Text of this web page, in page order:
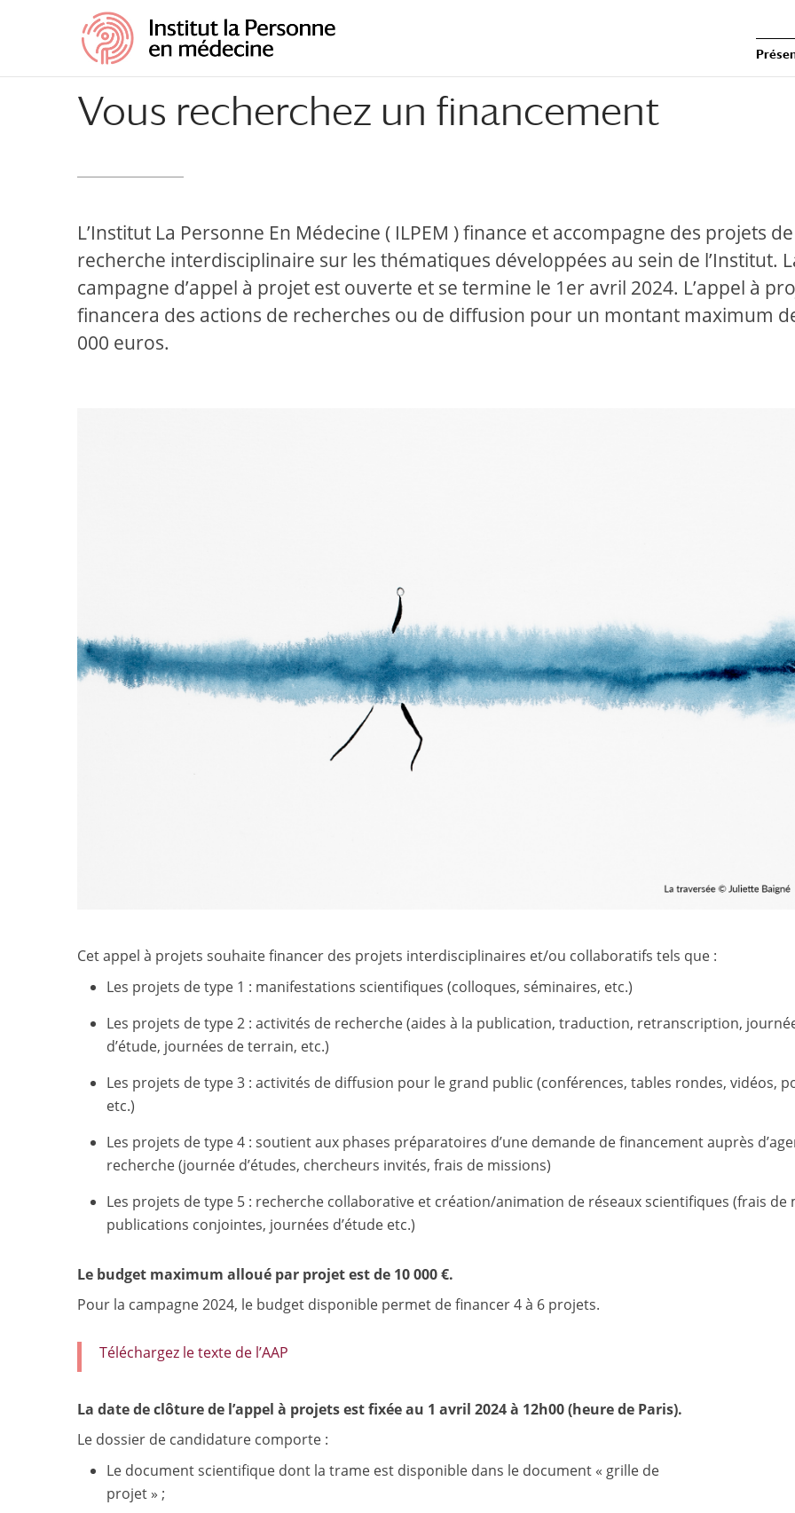
Vous recherchez un financement
L’Institut La Personne En Médecine ( ILPEM ) finance et accompagne des projets de
recherche interdisciplinaire sur les thématiques développées au sein de l’Institut.
campagne d’appel à projet est ouverte et se termine le 1er avril 2024. L’appel à
financera des actions de recherches ou de diffusion pour un montant maximum
000 euros.
Cet appel à projets souhaite financer des projets interdisciplinaires et/ou collaboratifs tels que :
Les projets de type 1 : manifestations scientifiques (colloques, séminaires, etc.)
Les projets de type 2 : activités de recherche (aides à la publication, traduction, retranscription,
d’étude, journées de terrain, etc.)
Les projets de type 3 : activités de diffusion pour le grand public (conférences, tables rondes, vidéos,
etc.)
Les projets de type 4 : soutient aux phases préparatoires d’une demande de financement auprès
recherche (journée d’études, chercheurs invités, frais de missions)
Les projets de type 5 : recherche collaborative et création/animation de réseaux scientifiques (frais de
publications conjointes, journées d’étude etc.)
Le budget maximum alloué par projet est de 10 000 €.
Pour la campagne 2024, le budget disponible permet de financer 4 à 6 projets.
Téléchargez le texte de l’AAP
La date de clôture de l’appel à projets est fixée au 1 avril 2024 à 12h00 (heure de Paris).
Le dossier de candidature comporte :
Le document scientifique dont la trame est disponible dans le document « grille de
projet » ;